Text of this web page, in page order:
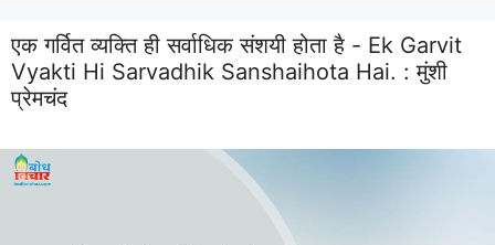
एक गर्वित व्यक्ति ही सर्वाधिक संशयी होता है - Ek Garvit
Vyakti Hi Sarvadhik Sanshaihota Hai. :मुंशी
प्रेमचंद